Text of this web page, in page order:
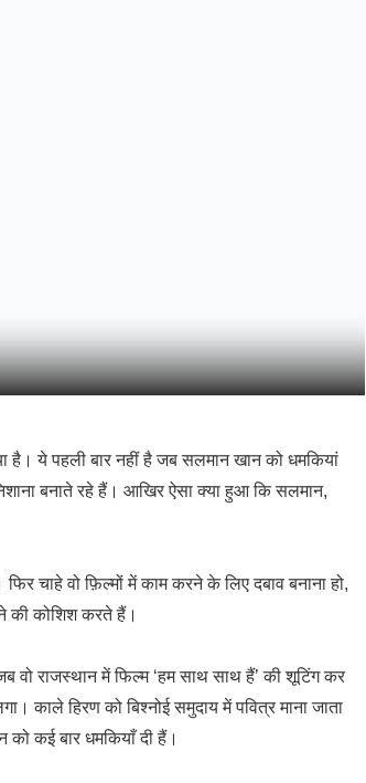
है। ये पहली बार नहीं है जब सलमान खान को धमकियां
बनाते रहे हैं। आखिर ऐसा क्या हुआ कि सलमान,
चाहे वो फ़िल्मों में काम करने के लिए दबाव बनाना हो,
की कोशिश करते हैं।
वो राजस्थान में फिल्म ‘हम साथ साथ हैं’ की शूटिंग कर
काले हिरण को बिश्नोई समुदाय में पवित्र माना जाता
को कई बार धमकियाँ दी हैं।